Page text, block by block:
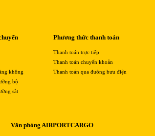
không
bộ
sắt
Phương thức thanh toán
Thanh toán trực tiếp
Thanh toán chuyển khoản
Thanh toán qua đường bưu điện
Văn phòng AIRPORTCARGO